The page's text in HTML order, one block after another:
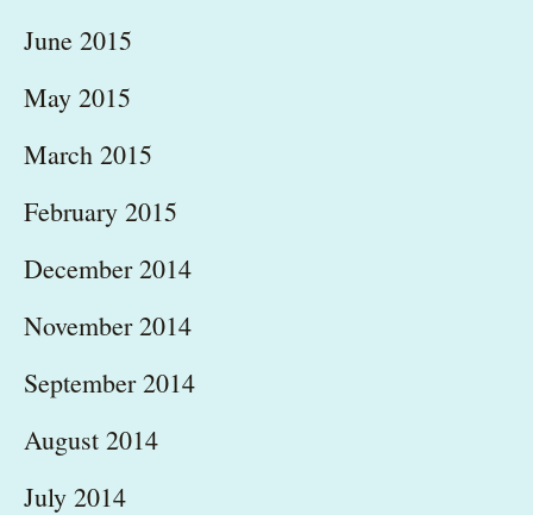
June 2015
May 2015
March 2015
February 2015
December 2014
November 2014
September 2014
August 2014
July 2014